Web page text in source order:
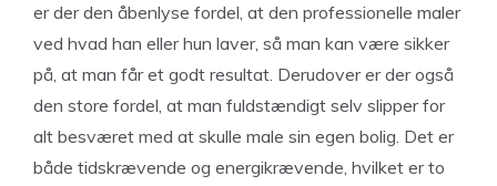
er der den åbenlyse fordel, at den professionelle maler
ved hvad han eller hun laver, så man kan være sikker
på, at man får et godt resultat. Derudover er der også
den store fordel, at man fuldstændigt selv slipper for
alt besværet med at skulle male sin egen bolig. Det er
både tidskrævende og energikrævende, hvilket er to